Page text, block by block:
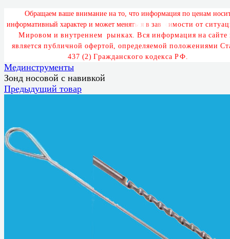
Обращаем ваше внимание на то, что информация по ценам носи
информативный характер и может менять ся в зав симости от ситуац
Мировом и внутреннем рынках. Вся информация на сайте
является публичной офертой, определяемой положениями Ст
437 (2) Гражданского кодекса РФ.
Мединструменты
Зонд носовой с навивкой
Предыдущий товар